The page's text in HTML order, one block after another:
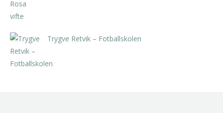
Trygve Retvik – Fotballskolen